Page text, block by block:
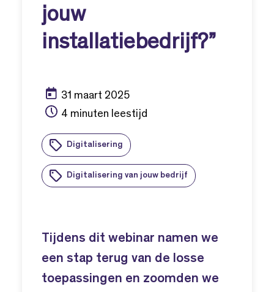
jouw
installatiebedrijf?”
31 maart 2025
4 minuten leestijd
Digitalisering
Digitalisering van jouw bedrijf
Tijdens dit webinar namen we
een stap terug van de losse
toepassingen en zoomden we